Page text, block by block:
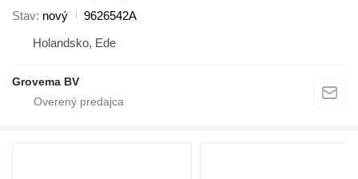
Stav nový
9626542A
Holandsko, Ede
Grovema BV